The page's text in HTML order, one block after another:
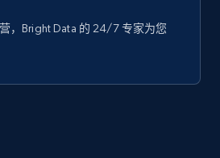
，Bright Data 的 24/7 专家为您